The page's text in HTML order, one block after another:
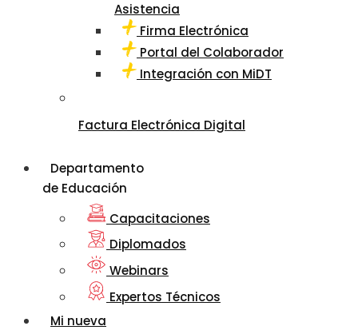
Asistencia
Firma Electrónica
Portal del Colaborador
Integración con MiDT
Factura Electrónica Digital
Departamento
de Educación
Capacitaciones
Diplomados
Webinars
Expertos Técnicos
Mi nueva